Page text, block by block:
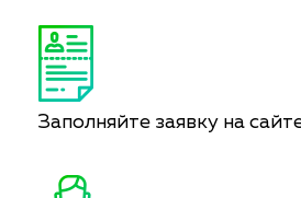
Заполняйте заявку на